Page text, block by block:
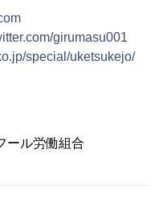
girumasu001
special/uketsukejo/
ール労働組合